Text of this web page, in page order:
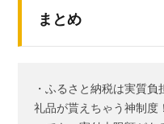
まとめ
・ふるさと納税は実質
礼品が貰えちゃう神制度！